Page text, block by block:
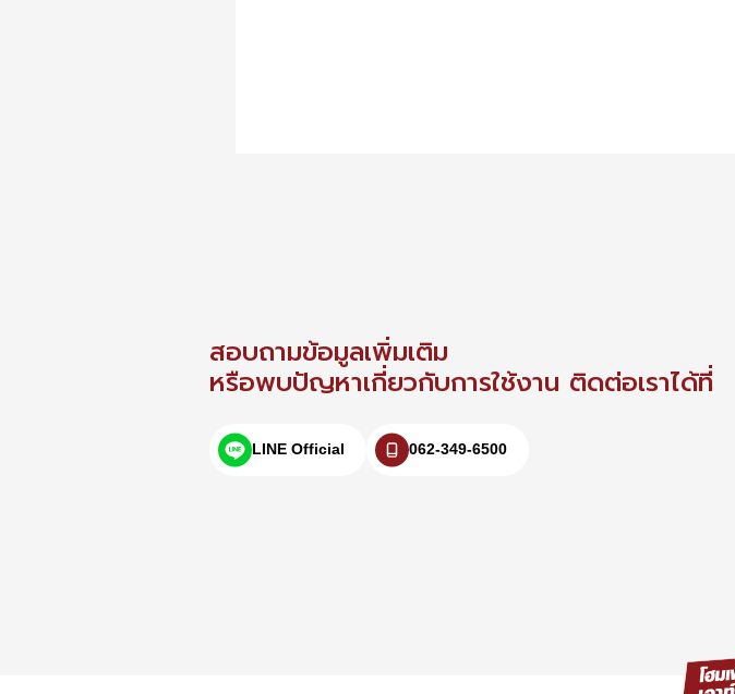
สอบถามข้อมูลเพิ่มเติม
หรือพบปัญหาเกี่ยวกับการใช้งาน ติดต่อเราได้ที่
LINE Official 062-349-6500